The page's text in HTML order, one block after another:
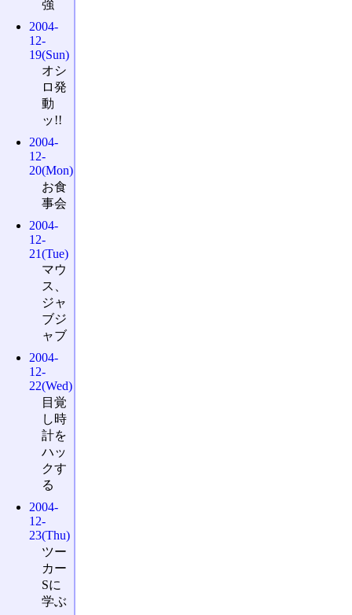
強
2004-
12-
19(Sun)
オシ
ロ発
動
ッ!!
2004-
12-
20(Mon)
お食
事会
2004-
12-
21(Tue)
マウ
ス、
ジャ
ブジ
ャブ
2004-
12-
22(Wed)
目覚
し時
計を
ハッ
クす
る
2004-
12-
23(Thu)
ツー
カー
Sに
学ぶ